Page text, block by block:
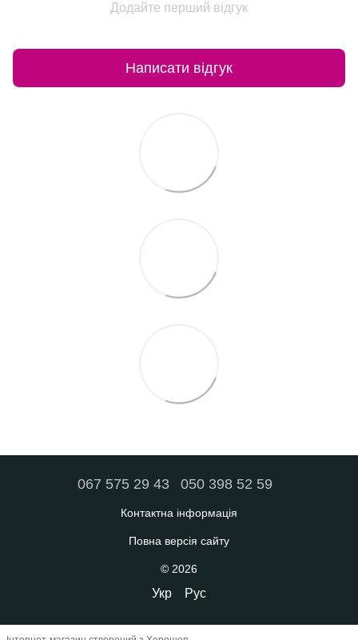
Додайте перший відгук
Написати відгук
067 575 29 43 050 398 52 59
Контактна інформація
Повна версія сайту
© 2026
Укр Рус